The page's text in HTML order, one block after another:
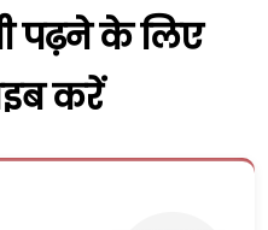
पढ़ने के लिए
करें